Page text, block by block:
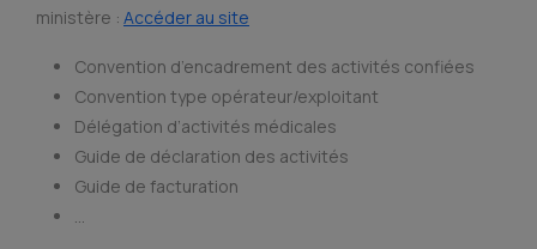
ministère : Accéder au site
Convention d’encadrement des activités confiées
Convention type opérateur/exploitant
Délégation d’activités médicales
Guide de déclaration des activités
Guide de facturation